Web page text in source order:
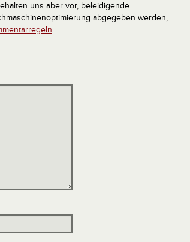
uns aber vor, beleidigende
abgegeben werden,
.